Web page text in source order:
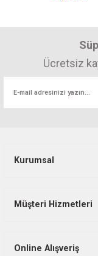
Ücretsiz
Kurumsal
Müşteri Hizmetleri
Online Alışveriş